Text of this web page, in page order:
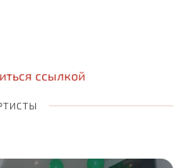
ссылкой